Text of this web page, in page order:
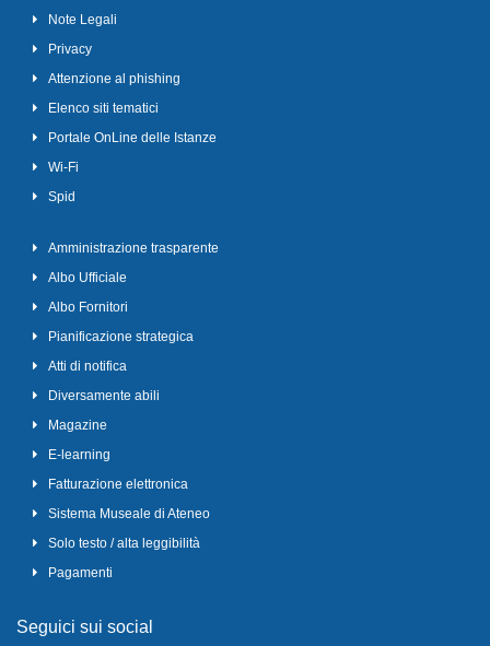
Note Legali
Privacy
Attenzione al phishing
Elenco siti tematici
Portale OnLine delle Istanze
Wi-Fi
Spid
Amministrazione trasparente
Albo Ufficiale
Albo Fornitori
Pianificazione strategica
Atti di notifica
Diversamente abili
Magazine
E-learning
Fatturazione elettronica
Sistema Museale di Ateneo
Solo testo / alta leggibilità
Pagamenti
Seguici sui social